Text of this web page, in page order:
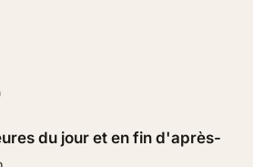
du jour et en fin d'après-